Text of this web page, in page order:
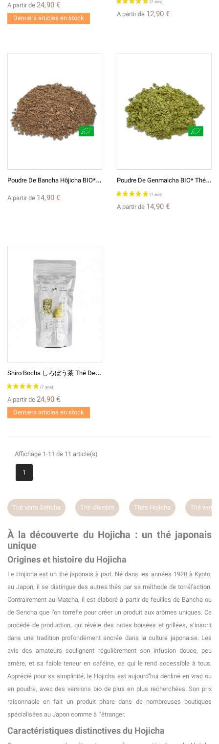
(3 avis)
(5 avis)
A partir de 24,90 €
Derniers articles en stock
A partir de 12,90 €
P
Oudre De Bancha Hôjicha BIO* Thé Vert Japonais Et Broyé En Poudre
A partir de 14,90 €
P
Oudre De Genmaicha BIO* Thé Vert Japonais Broyé En Poudre
A partir de 14,90 €
S
Hiro Bocha しろぼう茶 Thé De Tiges Grillées Thé Vert Japonais
A partir de 24,90 €
Derniers articles en stock
Affichage 1-11 de 11 article(s)
1
Thé verts Sencha Thé d'ombre Thés Hojicha Thé verts
À la découverte du Hojicha : un thé japonais
unique
Origines et histoire du Hojicha
Le Hojicha est un thé japonais à part. Né dans les années 1920 à Kyoto,
au Japon, il se distingue des autres thés par sa méthode de torréfaction.
Contrairement au Matcha, il est élaboré à partir de feuilles de Bancha ou
de Sencha que l’on torréfie pour créer un produit aux arômes uniques. Ce
procédé de production, qui révèle des notes boisées et grillées, s’inscrit
dans une tradition profondément ancrée dans la culture japonaise. Les
avis des amateurs soulignent régulièrement son infusion douce, peu
amère, et sa faible teneur en caféine, ce qui le rend accessible à tous.
Apprécié pour sa simplicité, le Hojicha est aujourd’hui décliné en vrac ou
en poudre, avec des versions bio de plus en plus recherchées. Son prix
raisonnable en fait un produit phare dans de nombreuses boutiques
spécialisées au Japon comme à l’étranger.
Caractéristiques distinctives du Hojicha